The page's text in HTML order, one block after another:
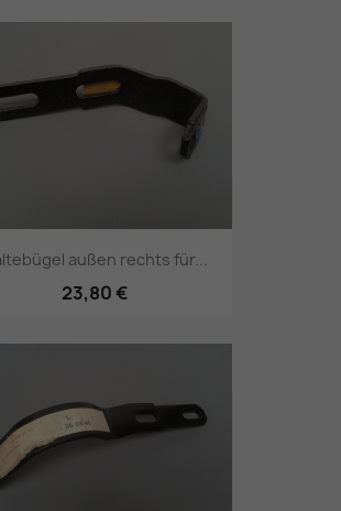
außen rechts für...
23,80 €